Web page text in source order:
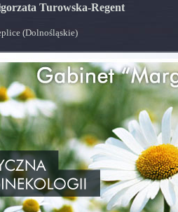
Turowska-Regent
(Dolnośląskie)